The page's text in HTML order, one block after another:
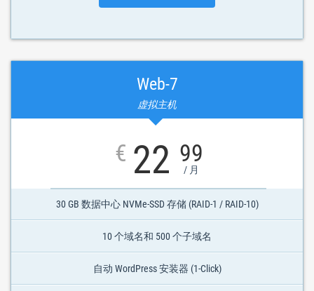
Web-7
虚拟主机
€ 22 99
/ 月
30 GB 数据中心 NVMe-SSD 存储 (RAID-1 / RAID-10)
10 个域名和 500 个子域名
自动 WordPress 安装器 (1-Click)